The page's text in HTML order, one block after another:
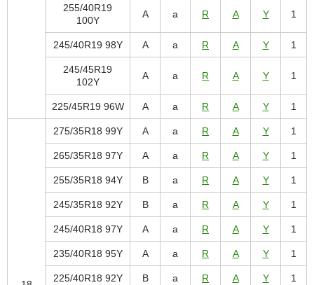
255/40R19
100Y
A a R A Y 1
245/40R19 98Y A a R A Y 1
245/45R19
102Y
A a R A Y 1
225/45R19 96W A a R A Y 1
275/35R18 99Y A a R A Y 1
265/35R18 97Y A a R A Y 1
255/35R18 94Y B a R A Y 1
245/35R18 92Y B a R A Y 1
245/40R18 97Y A a R A Y 1
235/40R18 95Y A a R A Y 1
225/40R18 92Y B a R A Y 1